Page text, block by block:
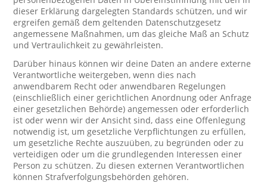
dieser Erklärung dargelegten Standards schützen, und wir
ergreifen gemäß dem geltenden Datenschutzgesetz
angemessene Maßnahmen, um das gleiche Maß an Schutz
und Vertraulichkeit zu gewährleisten.
Darüber hinaus können wir deine Daten an andere externe
Verantwortliche weitergeben, wenn dies nach
anwendbarem Recht oder anwendbaren Regelungen
(einschließlich einer gerichtlichen Anordnung oder Anfrage
einer gesetzlichen Behörde) angemessen oder erforderlich
ist oder wenn wir der Ansicht sind, dass eine Offenlegung
notwendig ist, um gesetzliche Verpflichtungen zu erfüllen,
um gesetzliche Rechte auszuüben, zu begründen oder zu
verteidigen oder um die grundlegenden Interessen einer
Person zu schützen. Zu diesen externen Verantwortlichen
können Strafverfolgungsbehörden gehören.